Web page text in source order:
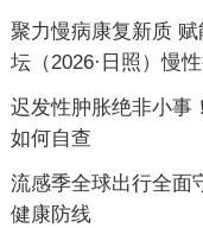
聚力慢病康复新质
坛（2026·日照）慢
迟发性肿胀绝非小事
如何自查
流感季全球出行全面
健康防线